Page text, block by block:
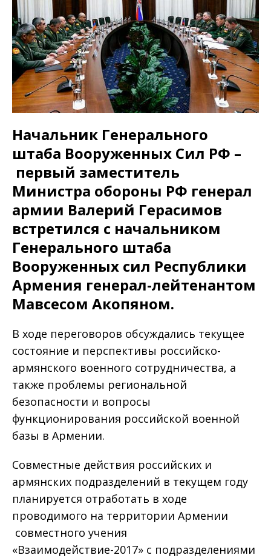
Начальник Генерального
штаба Вооруженных Сил РФ –
первый заместитель
Министра обороны РФ генерал
армии Валерий Герасимов
встретился с начальником
Генерального штаба
Вооруженных сил Республики
Армения генерал-лейтенантом
Мавсесом Акопяном.
В ходе переговоров обсуждались текущее
состояние и перспективы российско-
армянского военного сотрудничества, а
также проблемы региональной
безопасности и вопросы
функционирования российской военной
базы в Армении.
Совместные действия российских и
армянских подразделений в текущем году
планируется отработать в ходе
проводимого на территории Армении
совместного учения
«Взаимодействие-2017» с подразделениями